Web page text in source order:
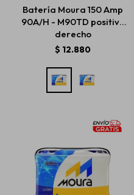
Batería Moura 150 Amp
90A/H - M90TD positivo
derecho
$ 12.880
Estética automotriz
Accesorios
Repuestos